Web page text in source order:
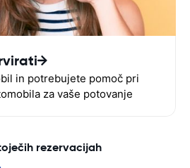
in potrebujete pomoč pri
za vaše potovanje
rezervacijah